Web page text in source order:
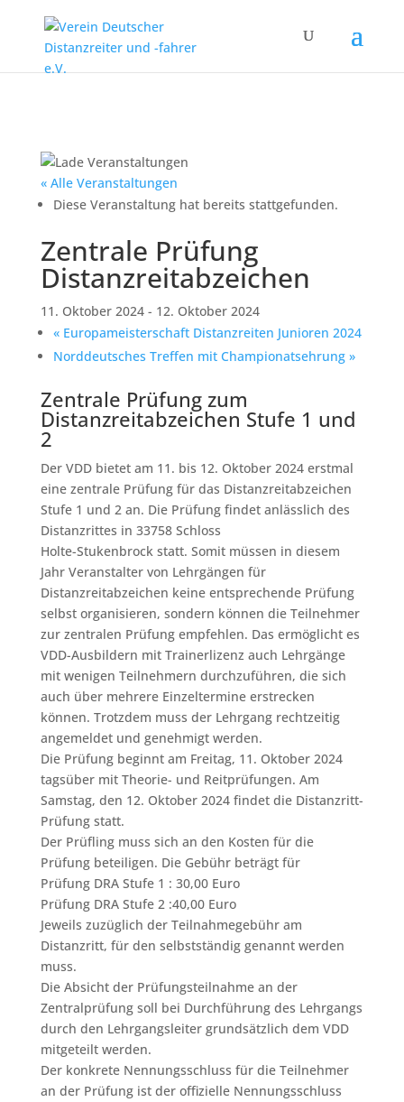
« Alle Veranstaltungen
Diese Veranstaltung hat bereits stattgefunden.
Zentrale Prüfung
Distanzreitabzeichen
11. Oktober 2024- 12. Oktober 2024
«Europameisterschaft Distanzreiten Junioren 2024
Norddeutsches Treffen mit Championatsehrung »
Zentrale Prüfung zum
Distanzreitabzeichen Stufe 1 und
2
Der VDD bietet am 11. bis 12. Oktober 2024 erstmal
eine zentrale Prüfung für das Distanzreitabzeichen
Stufe 1 und 2 an. Die Prüfung findet anlässlich des
Distanzrittes in 33758 Schloss
Holte-Stukenbrock statt. Somit müssen in diesem
Jahr Veranstalter von Lehrgängen für
Distanzreitabzeichen keine entsprechende Prüfung
selbst organisieren, sondern können die Teilnehmer
zur zentralen Prüfung empfehlen. Das ermöglicht es
VDD-Ausbildern mit Trainerlizenz auch Lehrgänge
mit wenigen Teilnehmern durchzuführen, die sich
auch über mehrere Einzeltermine erstrecken
können. Trotzdem muss der Lehrgang rechtzeitig
angemeldet und genehmigt werden.
Die Prüfung beginnt am Freitag, 11. Oktober 2024
tagsüber mit Theorie- und Reitprüfungen. Am
Samstag, den 12. Oktober 2024 findet die Distanzritt-
Prüfung statt.
Der Prüfling muss sich an den Kosten für die
Prüfung beteiligen. Die Gebühr beträgt für
Prüfung DRA Stufe 1 : 30,00 Euro
Prüfung DRA Stufe 2 :40,00 Euro
Jeweils zuzüglich der Teilnahmegebühr am
Distanzritt, für den selbstständig genannt werden
muss.
Die Absicht der Prüfungsteilnahme an der
Zentralprüfung soll bei Durchführung des Lehrgangs
durch den Lehrgangsleiter grundsätzlich dem VDD
mitgeteilt werden.
Der konkrete Nennungsschluss für die Teilnehmer
an der Prüfung ist der offizielle Nennungsschluss